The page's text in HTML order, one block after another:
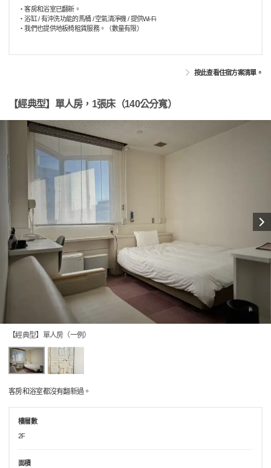
・客房和浴室已翻新。
・浴缸 / 有沖洗功能的馬桶 / 空氣清淨機 / 提供Wi-Fi
・我們也提供地板椅租賃服務。（數量有限）
按此查看住宿方案清單。
【經典型】單人房，1張床（140公分寬）
【經典型】單人房（一例）
客房和浴室都沒有翻新過。
樓層數
2F
面積